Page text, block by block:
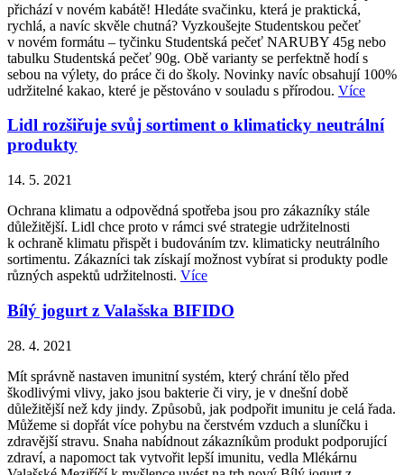
přichází v novém kabátě! Hledáte svačinku, která je praktická,
rychlá, a navíc skvěle chutná? Vyzkoušejte Studentskou pečeť
v novém formátu – tyčinku Studentská pečeť NARUBY 45g nebo
tabulku Studentská pečeť 90g. Obě varianty se perfektně hodí s
sebou na výlety, do práce či do školy. Novinky navíc obsahují 100%
udržitelné kakao, které je pěstováno v souladu s přírodou. Více
Lidl rozšiřuje svůj sortiment o klimaticky neutrální
produkty
14. 5. 2021
Ochrana klimatu a odpovědná spotřeba jsou pro zákazníky stále
důležitější. Lidl chce proto v rámci své strategie udržitelnosti
k ochraně klimatu přispět i budováním tzv. klimaticky neutrálního
sortimentu. Zákazníci tak získají možnost vybírat si produkty podle
různých aspektů udržitelnosti. Více
Bílý jogurt z Valašska BIFIDO
28. 4. 2021
Mít správně nastaven imunitní systém, který chrání tělo před
škodlivými vlivy, jako jsou bakterie či viry, je v dnešní době
důležitější než kdy jindy. Způsobů, jak podpořit imunitu je celá řada.
Můžeme si dopřát více pohybu na čerstvém vzduch a sluníčku i
zdravější stravu. Snaha nabídnout zákazníkům produkt podporující
zdraví, a napomoct tak vytvořit lepší imunitu, vedla Mlékárnu